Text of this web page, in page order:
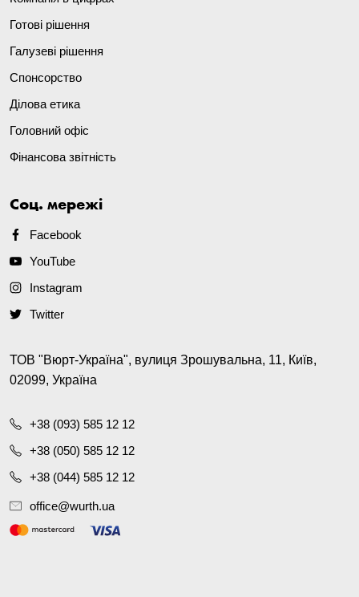
Готові рішення
Галузеві рішення
Спонсорство
Ділова етика
Головний офіс
Фінансова звітність
Соц. мережі
Facebook
YouTube
Instagram
Twitter
ТОВ "Вюрт-Україна", вулиця Зрошувальна, 11, Київ,
02099, Україна
+38 (093) 585 12 12
+38 (050) 585 12 12
+38 (044) 585 12 12
office@wurth.ua